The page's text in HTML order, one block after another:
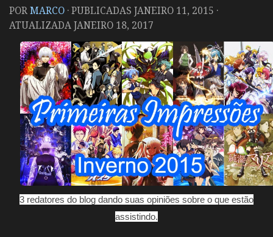
PORMARCO · PUBLICADAS JANEIRO 11, 2015 ·
ATUALIZADAJANEIRO 18, 2017
3 redatores do blog dando suas opiniões sobre o que estão
assistindo.